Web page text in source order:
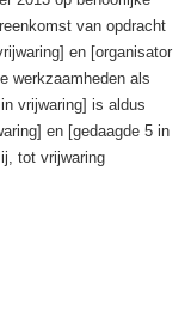
van opdracht
en [organisator
werkzaamheden als
vrijwaring] is aldus
en [gedaagde 5 in
tot vrijwaring